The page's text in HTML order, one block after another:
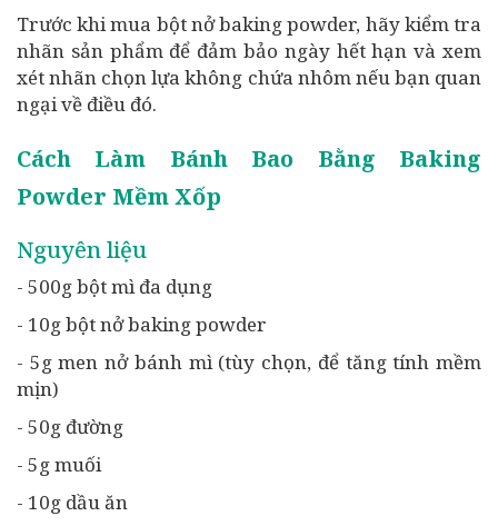
Trước khi mua bột nở baking powder, hãy kiểm tra
nhãn sản phẩm để đảm bảo ngày hết hạn và xem
xét nhãn chọn lựa không chứa nhôm nếu bạn quan
ngại về điều đó.
Cách Làm Bánh Bao Bằng Baking
Powder Mềm Xốp
Nguyên liệu
- 500g bột mì đa dụng
- 10g bột nở baking powder
- 5g men nở bánh mì (tùy chọn, để tăng tính mềm
mịn)
- 50g đường
- 5g muối
- 10g dầu ăn